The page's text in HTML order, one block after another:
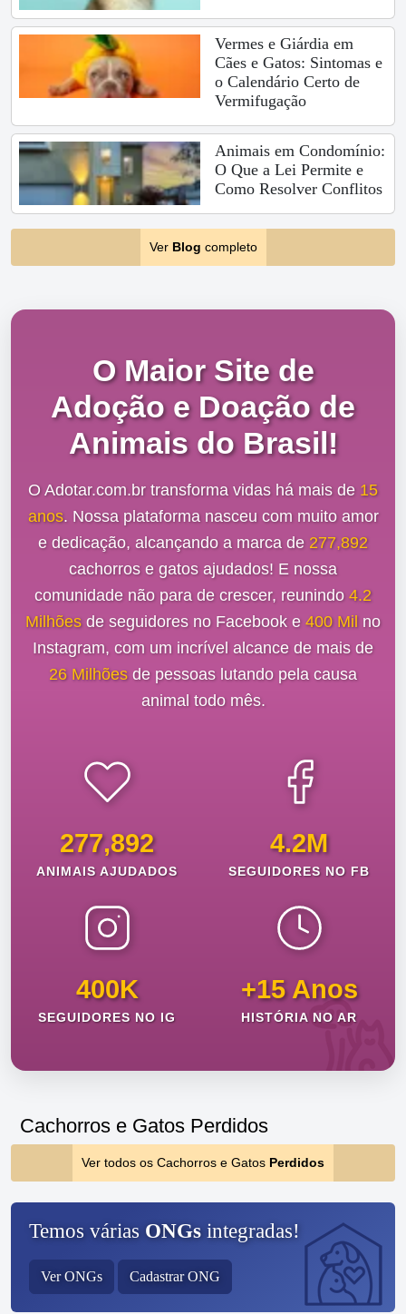
Vermes e Giárdia em
Cães e Gatos: Sintomas e
o Calendário Certo de
Vermifugação
Animais em Condomínio:
O Que a Lei Permite e
Como Resolver Conflitos
Ver Blog completo
O Maior Site de
Adoção e Doação de
Animais do Brasil!
O Adotar.com.br transforma vidas há mais de 15
anos. Nossa plataforma nasceu com muito amor
e dedicação, alcançando a marca de 277,892
cachorros e gatos ajudados! E nossa
comunidade não para de crescer, reunindo 4.2
Milhõesde seguidores no Facebook e 400 Mil no
Instagram, com um incrível alcance de mais de
26 Milhõesde pessoas lutando pela causa
animal todo mês.
277,892
ANIMAIS AJUDADOS
4.2M
SEGUIDORES NO FB
400K
SEGUIDORES NO IG
+15 Anos
HISTÓRIA NO AR
Cachorros e Gatos Perdidos
Ver todos os Cachorros e Gatos Perdidos
Temos várias ONGs integradas!
Ver ONGs Cadastrar ONG